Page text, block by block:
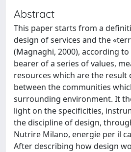
Abstract
This paper starts from a
design of services and the
(Magnaghi, 2000), according
bearer of a series of values,
resources which are the result
between the communities
surrounding environment. It
light on the specificities,
the discipline of design,
Nutrire Milano, energie per il
After describing how design